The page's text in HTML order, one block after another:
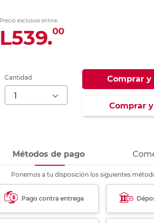
Precio exclusivo online:
L539.00
Cantidad Comprar
Comprar
Métodos de pago
Ponemos a tu disposición los siguientes
Pago contra entrega